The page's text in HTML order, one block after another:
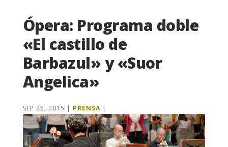
Ópera: Programa doble
«El castillo de
Barbazul» y «Suor
Angelica»
SEP 25, 2015 | PRENSA|